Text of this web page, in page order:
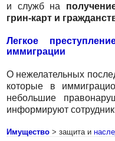
и служб на
грин-карт и
Легкое
иммиграции
О нежелательных
которые в
небольшие
информируют
Имущество > защита и